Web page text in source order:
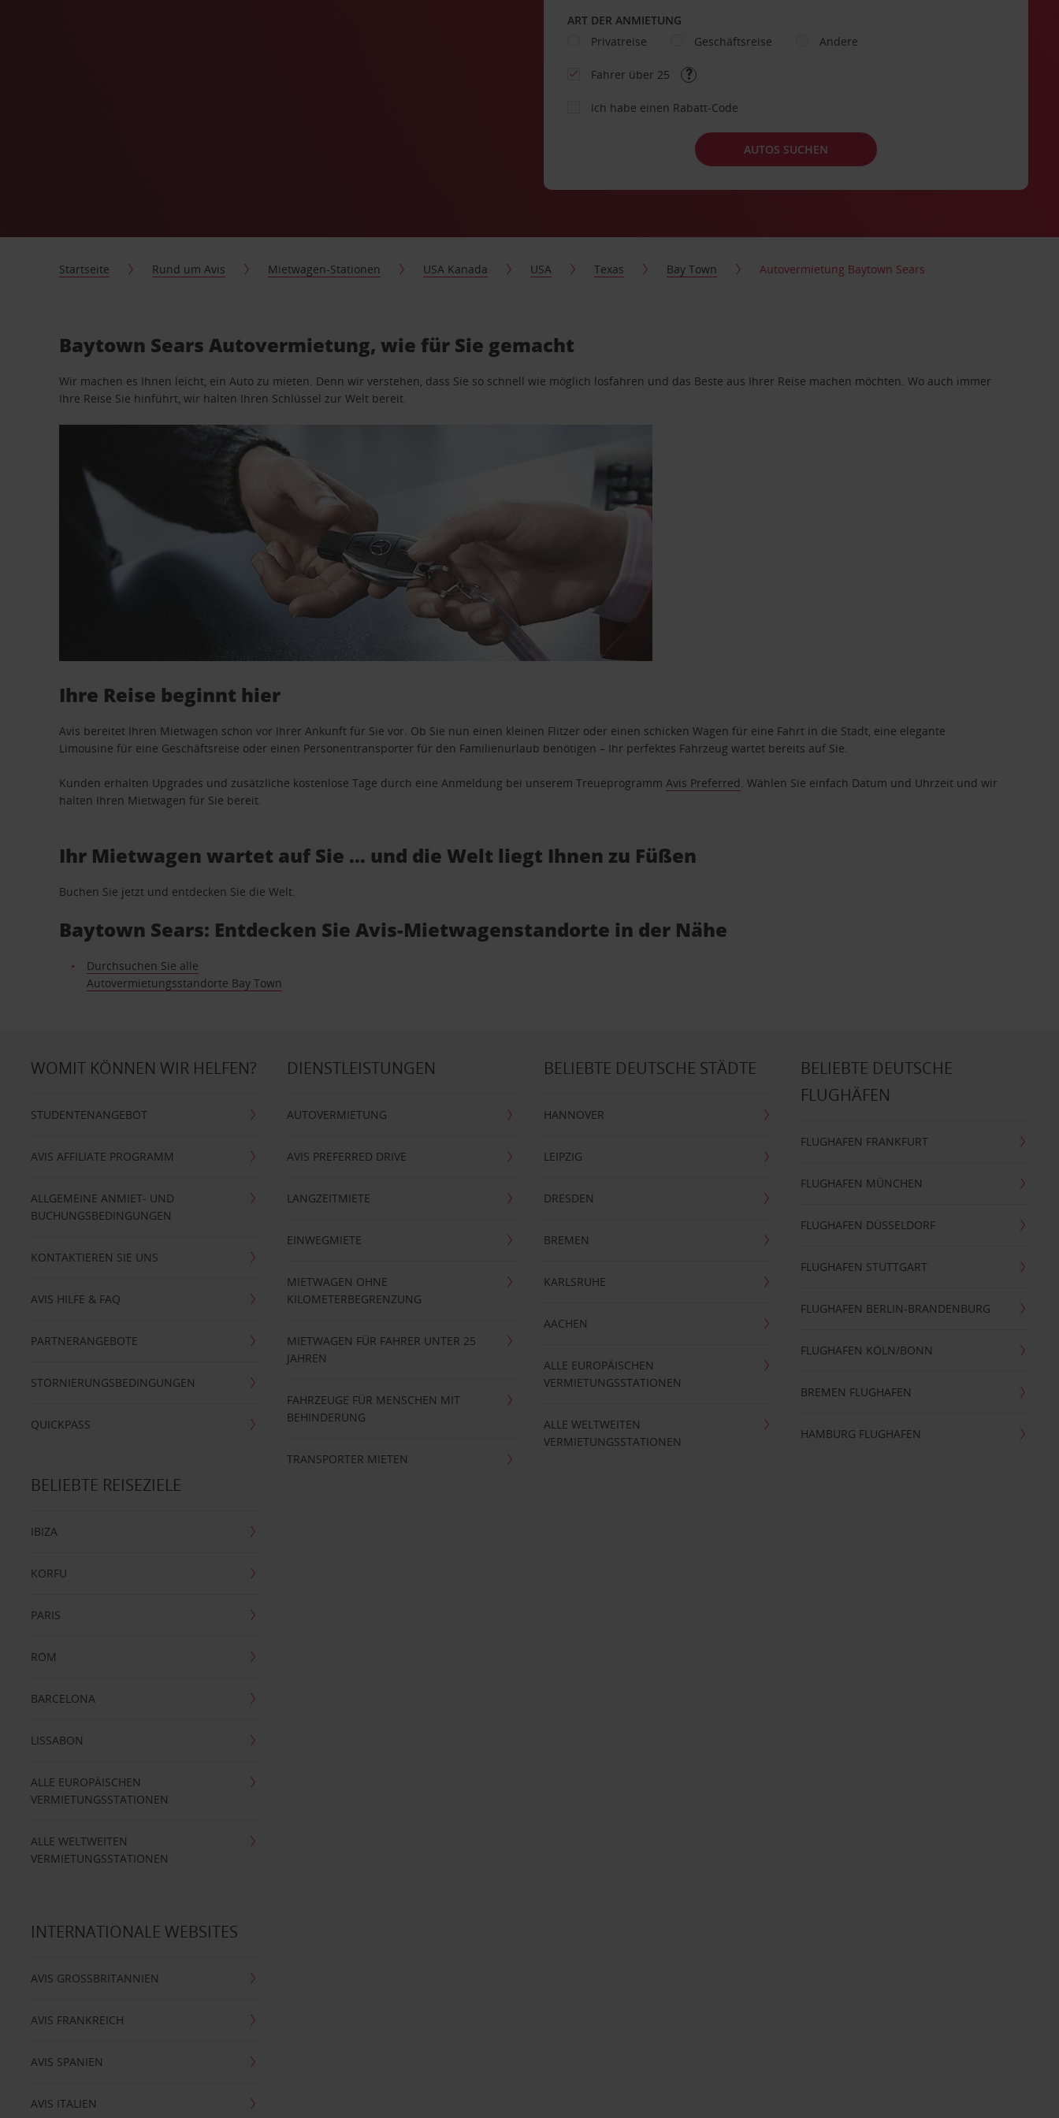
ART DER ANMIETUNG
Privatreise
Geschäftsreise Andere
Fahrer über 25
Ich habe einen Rabatt-Code
AUTOS SUCHEN
Startseite Rund um Avis Mietwagen-Stationen USA Kanada USA Texas Bay Town Autovermietung Baytown Sears
Baytown Sears Autovermietung, wie für Sie gemacht
Wir machen es Ihnen leicht, ein Auto zu mieten. Denn wir verstehen, dass Sie so schnell wie möglich losfahren und das Beste aus Ihrer Reise machen möchten. Wo auch immer
Ihre Reise Sie hinführt, wir halten Ihren Schlüssel zur Welt bereit.
Ihre Reise beginnt hier
Avis bereitet Ihren Mietwagen schon vor Ihrer Ankunft für Sie vor. Ob Sie nun einen kleinen Flitzer oder einen schicken Wagen für eine Fahrt in die Stadt, eine elegante
Limousine für eine Geschäftsreise oder einen Personentransporter für den Familienurlaub benötigen – Ihr perfektes Fahrzeug wartet bereits auf Sie.
Kunden erhalten Upgrades und zusätzliche kostenlose Tage durch eine Anmeldung bei unserem TreueprogrammAvis Preferred. Wählen Sie einfach Datum und Uhrzeit und wir
halten Ihren Mietwagen für Sie bereit.
Ihr Mietwagen wartet auf Sie … und die Welt liegt Ihnen zu Füßen
Buchen Sie jetzt und entdecken Sie die Welt.
Baytown Sears: Entdecken Sie Avis-Mietwagenstandorte in der Nähe
Durchsuchen Sie alle
Autovermietungsstandorte Bay Town
WOMIT KÖNNEN WIR HELFEN?
STUDENTENANGEBOT
AVIS AFFILIATE PROGRAMM
ALLGEMEINE ANMIET- UND
BUCHUNGSBEDINGUNGEN
KONTAKTIEREN SIE UNS
AVIS HILFE & FAQ
PARTNERANGEBOTE
STORNIERUNGSBEDINGUNGEN
QUICKPASS
DIENSTLEISTUNGEN
AUTOVERMIETUNG
AVIS PREFERRED DRIVE
LANGZEITMIETE
EINWEGMIETE
MIETWAGEN OHNE
KILOMETERBEGRENZUNG
MIETWAGEN FÜR FAHRER UNTER 25
JAHREN
FAHRZEUGE FÜR MENSCHEN MIT
BEHINDERUNG
TRANSPORTER MIETEN
BELIEBTE DEUTSCHE STÄDTE
HANNOVER
LEIPZIG
DRESDEN
BREMEN
KARLSRUHE
AACHEN
ALLE EUROPÄISCHEN
VERMIETUNGSSTATIONEN
ALLE WELTWEITEN
VERMIETUNGSSTATIONEN
BELIEBTE DEUTSCHE
FLUGHÄFEN
FLUGHAFEN FRANKFURT
FLUGHAFEN MÜNCHEN
FLUGHAFEN DÜSSELDORF
FLUGHAFEN STUTTGART
FLUGHAFEN BERLIN-BRANDENBURG
FLUGHAFEN KÖLN/BONN
BREMEN FLUGHAFEN
HAMBURG FLUGHAFEN
BELIEBTE REISEZIELE
IBIZA
KORFU
PARIS
ROM
BARCELONA
LISSABON
ALLE EUROPÄISCHEN
VERMIETUNGSSTATIONEN
ALLE WELTWEITEN
VERMIETUNGSSTATIONEN
INTERNATIONALE WEBSITES
AVIS GROSSBRITANNIEN
AVIS FRANKREICH
AVIS SPANIEN
AVIS ITALIEN